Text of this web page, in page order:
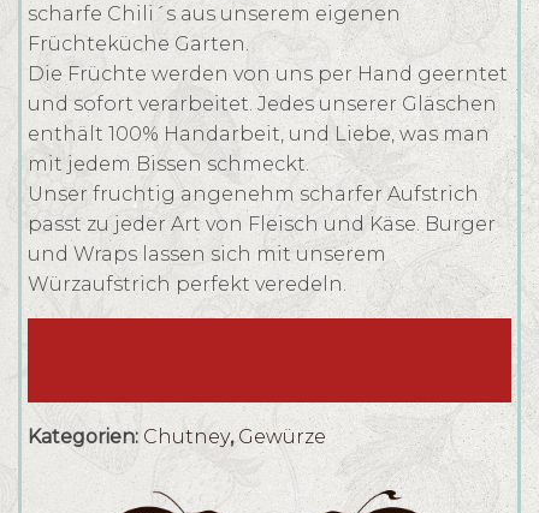
scharfe Chili´s aus unserem eigenen
Früchteküche Garten.
Die Früchte werden von uns per Hand geerntet
und sofort verarbeitet. Jedes unserer Gläschen
enthält 100% Handarbeit, und Liebe, was man
mit jedem Bissen schmeckt.
Unser fruchtig angenehm scharfer Aufstrich
passt zu jeder Art von Fleisch und Käse. Burger
und Wraps lassen sich mit unserem
Würzaufstrich perfekt veredeln.
Kategorien: Chutney, Gewürze